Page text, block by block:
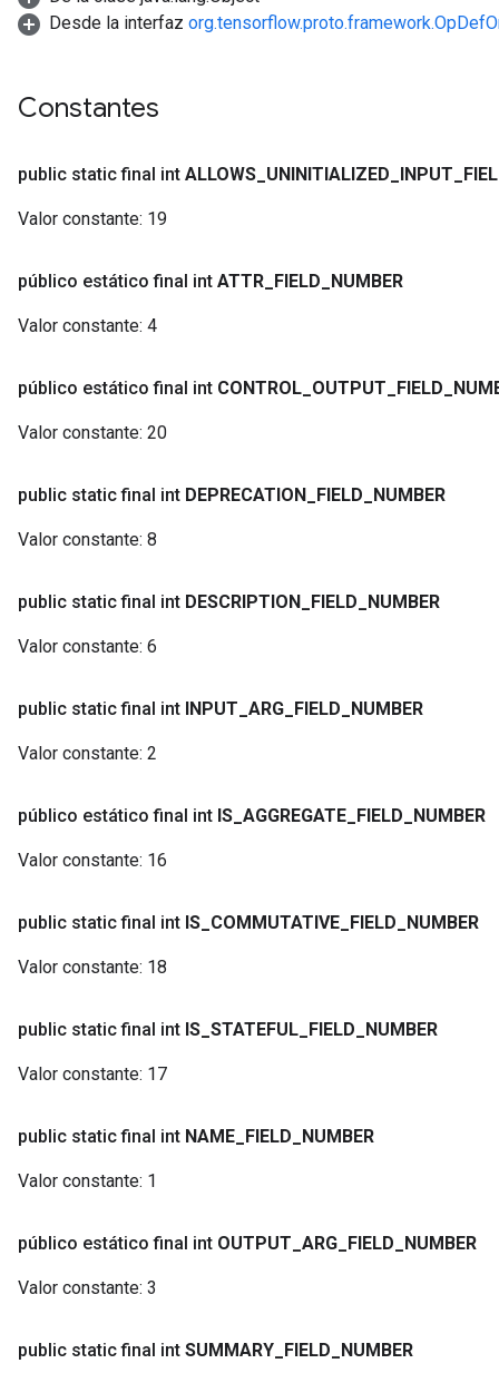
Desde la interfaz
Constantes
public static final int ALLOWS UNINITIALIZED INPUT
Valor constante: 19
público estático final int ATTR FIELD NUMBER
Valor constante: 4
público estático final int CONTROL OUTPUT FIELD
Valor constante: 20
public static final int DEPRECATION FIELD NUMBER
Valor constante: 8
public static final int DESCRIPTION FIELD NUMBER
Valor constante: 6
public static final int INPUT ARG FIELD NUMBER
Valor constante: 2
público estático final int IS AGGREGATE FIELD NUMBER
Valor constante: 16
public static final int IS COMMUTATIVE FIELD NUMBER
Valor constante: 18
public static final int IS STATEFUL FIELD NUMBER
Valor constante: 17
public static final int NAME FIELD NUMBER
Valor constante: 1
público estático final int OUTPUT ARG FIELD NUMBER
Valor constante: 3
public static final int SUMMARY FIELD NUMBER